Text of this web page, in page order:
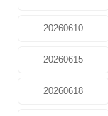
20260610
20260615
20260618